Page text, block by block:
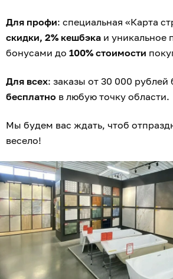
Для профи: специальная «Карта
скидки, 2% кешбэка и уникальное
бонусами до 100% стоимости
Для всех: заказы от 30 000
бесплатно в любую точку области.
Мы будем вас ждать, чтоб
весело!